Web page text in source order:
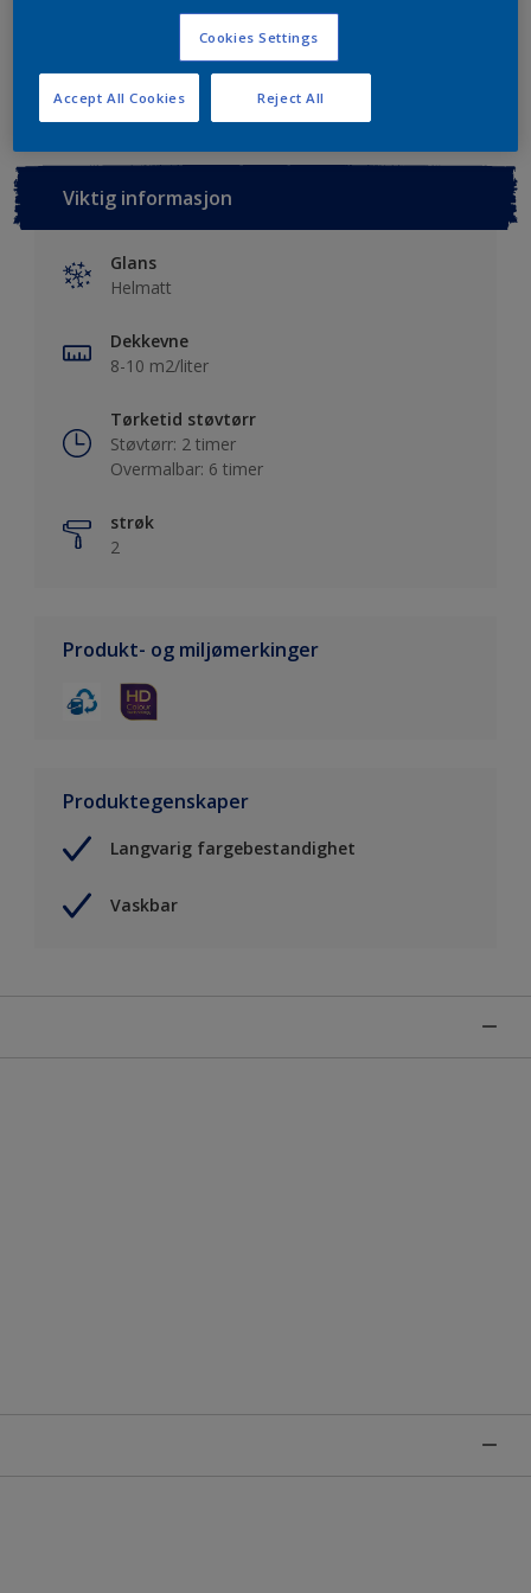
Lagre i dine prosjekter Finn en forhandler
Viktig informasjon
Glans
Helmatt
Dekkevne
8-10 m2/liter
Tørketid støvtørr
Støvtørr: 2 timer
Overmalbar: 6 timer
strøk
2
Produkt- og miljømerkinger
Produktegenskaper
Langvarig fargebestandighet
Vaskbar
Cookies Settings
Reject All
Accept All Cookies